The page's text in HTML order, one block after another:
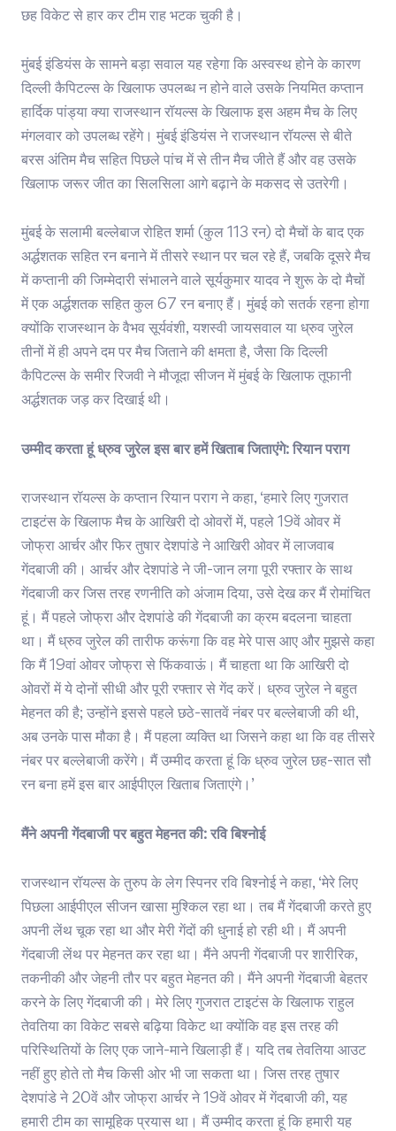
छह विकेट से हार कर टीम राह भटक चुकी है।
मुंबई इंडियंस के सामने बड़ा सवाल यह रहेगा कि अस्वस्थ होने के कारण
दिल्ली कैपिटल्स के खिलाफ उपलब्ध न होने वाले उसके नियमित कप्तान
हार्दिक पांड्या क्या राजस्थान रॉयल्स के खिलाफ इस अहम मैच के लिए
मंगलवार को उपलब्ध रहेंगे। मुंबई इंडियंस ने राजस्थान रॉयल्स से बीते
बरस अंतिम मैच सहित पिछले पांच में से तीन मैच जीते हैं और वह उसके
खिलाफ जरूर जीत का सिलसिला आगे बढ़ाने के मकसद से उतरेगी।
मुंबई के सलामी बल्लेबाज रोहित शर्मा (कुल 113 रन) दो मैचों के बाद एक
अर्द्धशतक सहित रन बनाने में तीसरे स्थान पर चल रहे हैं, जबकि दूसरे मैच
में कप्तानी की जिम्मेदारी संभालने वाले सूर्यकुमार यादव ने शुरू के दो मैचों
में एक अर्द्धशतक सहित कुल 67 रन बनाए हैं। मुंबई को सतर्क रहना होगा
क्योंकि राजस्थान के वैभव सूर्यवंशी, यशस्वी जायसवाल या ध्रुव जुरेल
तीनों में ही अपने दम पर मैच जिताने की क्षमता है, जैसा कि दिल्ली
कैपिटल्स के समीर रिजवी ने मौजूदा सीजन में मुंबई के खिलाफ तूफानी
अर्द्धशतक जड़ कर दिखाई थी।
उम्मीद करता हूं ध्रुव जुरेल इस बार हमें खिताब जिताएंगे: रियान पराग
राजस्थान रॉयल्स के कप्तान रियान पराग ने कहा, ‘हमारे लिए गुजरात
टाइटंस के खिलाफ मैच के आखिरी दो ओवरों में, पहले 19वें ओवर में
जोफ्रा आर्चर और फिर तुषार देशपांडे ने आखिरी ओवर में लाजवाब
गेंदबाजी की। आर्चर और देशपांडे ने जी-जान लगा पूरी रफ्तार के साथ
गेंदबाजी कर जिस तरह रणनीति को अंजाम दिया, उसे देख कर मैं रोमांचित
हूं। मैं पहले जोफ्रा और देशपांडे की गेंदबाजी का क्रम बदलना चाहता
था। मैं ध्रुव जुरेल की तारीफ करूंगा कि वह मेरे पास आए और मुझसे कहा
कि मैं 19वां ओवर जोफ्रा से फिंकवाऊं। मैं चाहता था कि आखिरी दो
ओवरों में ये दोनों सीधी और पूरी रफ्तार से गेंद करें। ध्रुव जुरेल ने बहुत
मेहनत की है; उन्होंने इससे पहले छठे-सातवें नंबर पर बल्लेबाजी की थी,
अब उनके पास मौका है। मैं पहला व्यक्ति था जिसने कहा था कि वह तीसरे
नंबर पर बल्लेबाजी करेंगे। मैं उम्मीद करता हूं कि ध्रुव जुरेल छह-सात सौ
रन बना हमें इस बार आईपीएल खिताब जिताएंगे।’
मैंने अपनी गेंदबाजी पर बहुत मेहनत की: रवि बिश्नोई
राजस्थान रॉयल्स के तुरुप के लेग स्पिनर रवि बिश्नोई ने कहा, ‘मेरे लिए
पिछला आईपीएल सीजन खासा मुश्किल रहा था। तब मैं गेंदबाजी करते हुए
अपनी लेंथ चूक रहा था और मेरी गेंदों की धुनाई हो रही थी। मैं अपनी
गेंदबाजी लेंथ पर मेहनत कर रहा था। मैंने अपनी गेंदबाजी पर शारीरिक,
तकनीकी और जेहनी तौर पर बहुत मेहनत की। मैंने अपनी गेंदबाजी बेहतर
करने के लिए गेंदबाजी की। मेरे लिए गुजरात टाइटंस के खिलाफ राहुल
तेवतिया का विकेट सबसे बढ़िया विकेट था क्योंकि वह इस तरह की
परिस्थितियों के लिए एक जाने-माने खिलाड़ी हैं। यदि तब तेवतिया आउट
नहीं हुए होते तो मैच किसी ओर भी जा सकता था। जिस तरह तुषार
देशपांडे ने 20वें और जोफ्रा आर्चर ने 19वें ओवर में गेंदबाजी की, यह
हमारी टीम का सामूहिक प्रयास था। मैं उम्मीद करता हूं कि हमारी यह